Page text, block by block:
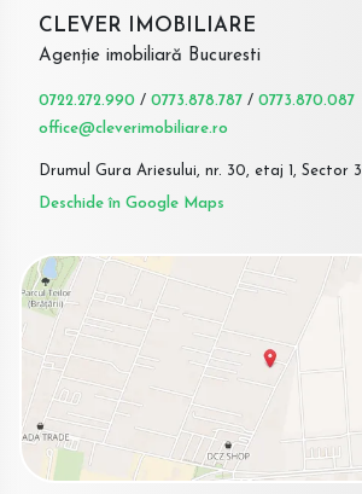
CLEVER IMOBILIARE
Agenție imobiliară Bucuresti
0722.272.990 / 0773.878.787 / 0773.870.087
office@cleverimobiliare.ro
Drumul Gura Ariesului, nr. 30, etaj 1, Sector 3
Deschide în Google Maps